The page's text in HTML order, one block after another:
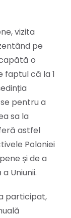
vizita
pe
o
faptul că la 1
pentru a
sa la
astfel
Poloniei
și de a
Uniunii.
participat,